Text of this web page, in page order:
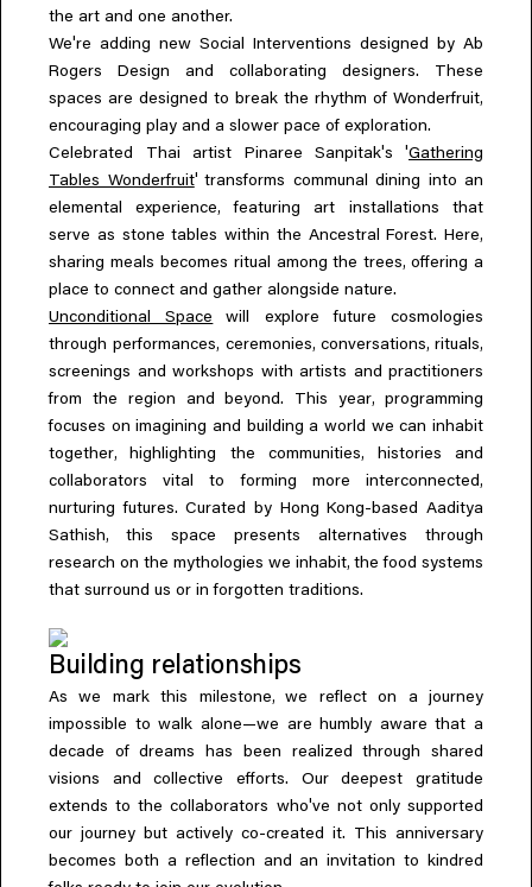
the art and one another.
We're adding new Social Interventions designed by Ab
Rogers Design and collaborating designers. These
spaces are designed to break the rhythm of Wonderfruit,
encouraging play and a slower pace of exploration.
Celebrated Thai artist Pinaree Sanpitak's 'Gathering
Tables Wonderfruit' transforms communal dining into an
elemental experience,featuring art installations that
serve as stone tables within the Ancestral Forest. Here,
sharing meals becomes ritual among the trees,offering a
place to connect and gather alongside nature.
Unconditional Space
will explore future cosmologies
through performances, ceremonies, conversations, rituals,
screenings and workshops with artists and practitioners
from the region and beyond. This year,programming
focuses on imagining and building a world we can inhabit
together,highlighting the communities,
histories and
collaborators vital to forming more interconnected,
nurturing futures. Curated by Hong Kong-based Aaditya
Sathish,
this space presents alternatives through
research on the mythologies we inhabit, the food systems
that surround us or in forgotten traditions.
Building relationships
As we mark this milestone,we reflect on a journey
impossible to walk alone—we are humbly aware that a
decade of dreams has been realized through shared
visions and collective efforts. Our deepest gratitude
extends to the collaborators who've not only supported
our journey but actively co-created it. This anniversary
becomes both a reflection and an invitation to kindred